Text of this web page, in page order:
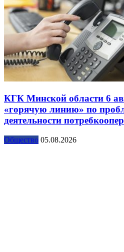
КГК Минской области 6
«горячую линию» по
деятельности
Общество 05.08.2026